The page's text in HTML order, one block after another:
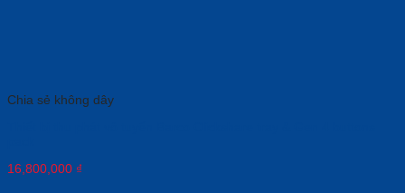
Chia sẻ không dây
16,800,000 ₫